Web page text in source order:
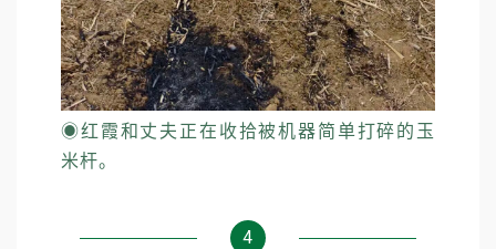
◉红霞和丈夫正在收拾被机器简单打碎的玉
米杆。
4